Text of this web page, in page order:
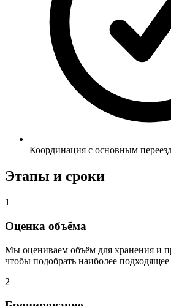
Координация с основным
Этапы и сроки
1
Оценка объёма
Мы оцениваем объём для хранения и
чтобы подобрать наиболее
2